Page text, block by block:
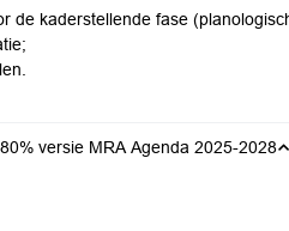
de kaderstellende fase
versie MRA Agenda 2025-2028